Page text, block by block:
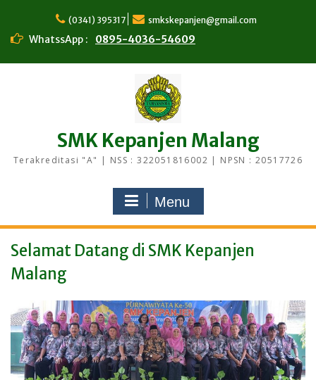
content
(0341) 395317 smkskepanjen@gmail.com
WhatssApp : 0895-4036-54609
SMK Kepanjen Malang
Terakreditasi "A" | NSS : 322051816002 | NPSN : 20517726
Menu
Selamat Datang di SMK Kepanjen
Malang